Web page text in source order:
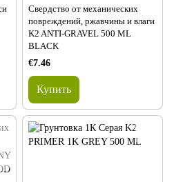
Свердство от механических
повреждений, ржавчины и влаги
K2 ANTI-GRAVEL 500 ML
BLACK
€7.46
Купить